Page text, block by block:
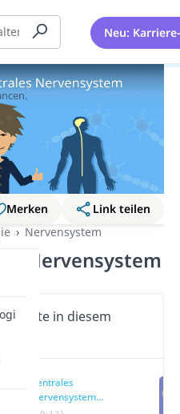
Neu:
Merken
Link teilen
Nervensystem
Nervensystem
Inhalte in diesem
Zentrales
Nervensystem